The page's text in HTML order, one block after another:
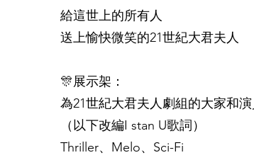
給這世上的所有人
送上愉快微笑的21世紀大君夫人
🎊展示架：
為21世紀大君夫人劇組的大家和
（以下改編I stan U歌詞）
Thriller、Melo、Sci-Fi